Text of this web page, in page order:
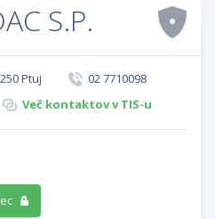
S.P.
Ptuj
02 7710098
Več kontaktov v TIS-u